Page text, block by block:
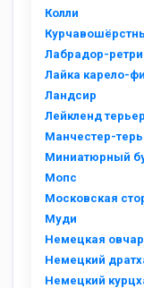
Колли
Лабрадор-
Лайка карело-
Ландсир
Лейкленд терьер
Манчестер-
Миниатюрный
Мопс
Московская
Муди
Немецкая
Немецкий
Немецкий